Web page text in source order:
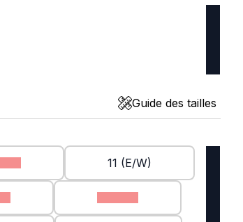
Guide des tailles
11 (E/W)